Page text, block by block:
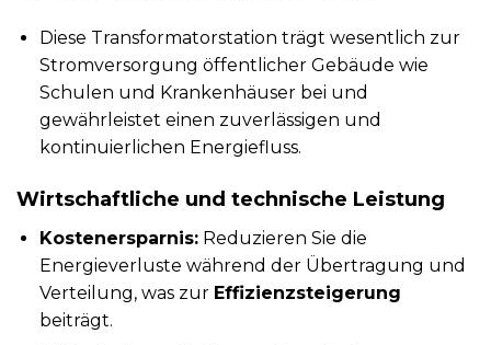
Diese Transformatorstation trägt wesentlich zur
Stromversorgung öffentlicher Gebäude wie
Schulen und Krankenhäuser bei und
gewährleistet einen zuverlässigen und
kontinuierlichen Energiefluss.
Wirtschaftliche und technische Leistung
Kostenersparnis:Reduzieren Sie die
Energieverluste während der Übertragung und
Verteilung, was zur Effizienzsteigerung
beiträgt.